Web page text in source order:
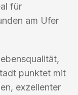
für
am Ufer
punktet mit
exzellenter